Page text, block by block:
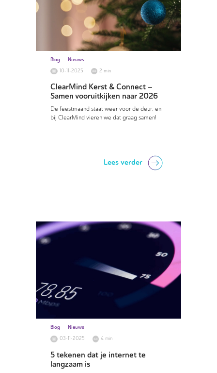
Blog
Nieuws
10-11-2025
2 min
ClearMind Kerst & Connect –
Samen vooruitkijken naar 2026
De feestmaand staat weer voor de deur, en
bij ClearMind vieren we dat graag samen!
Lees verder
Blog
Nieuws
03-11-2025
4 min
5 tekenen dat je internet te
langzaam is